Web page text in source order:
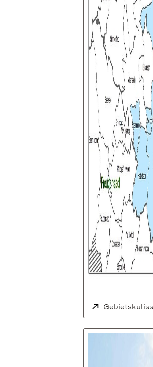
Extern: